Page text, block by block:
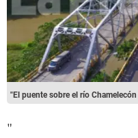
"El puente sobre el río
"